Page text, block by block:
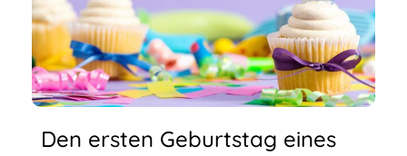
Den ersten Geburtstag eines